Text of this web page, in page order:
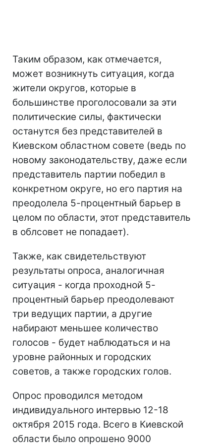
Таким образом, как отмечается,
может возникнуть ситуация, когда
жители округов, которые в
большинстве проголосовали за эти
политические силы, фактически
останутся без представителей в
Киевском областном совете (ведь по
новому законодательству, даже если
представитель партии победил в
конкретном округе, но его партия на
преодолела 5-процентный барьер в
целом по области, этот представитель
в облсовет не попадает).
Также, как свидетельствуют
результаты опроса, аналогичная
ситуация - когда проходной 5-
процентный барьер преодолевают
три ведущих партии, а другие
набирают меньшее количество
голосов - будет наблюдаться и на
уровне районных и городских
советов, а также городских голов.
Опрос проводился методом
индивидуального интервью 12-18
октября 2015 года. Всего в Киевской
области было опрошено 9000